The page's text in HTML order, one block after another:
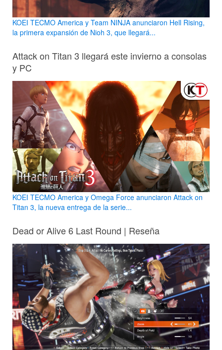
KOEI TECMO America y Team NINJA anunciaron Hell Rising,
la primera expansión de Nioh 3, que llegará...
Attack on Titan 3 llegará este invierno a consolas
y PC
KOEI TECMO America y Omega Force anunciaron Attack on
Titan 3, la nueva entrega de la serie...
Dead or Alive 6 Last Round | Reseña